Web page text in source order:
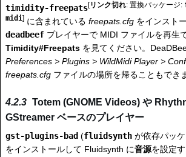
timidity-freepats[リンク切れ: 置換パッケージ:
midi] に含まれている freepats.cfg をインスト
deadbeef プレイヤーで MIDI ファイルを再生
Timidity#Freepats を見てください。
Preferences > Plugins > WildMidi Player >
freepats.cfg ファイルの場所を帰ることもでき
Totem (GNOME Videos) や
GStreamer ベースのプレイヤー
gst-plugins-bad (fluidsynth が依存パッ
をインストールして Fluidsynth に音源を設定す